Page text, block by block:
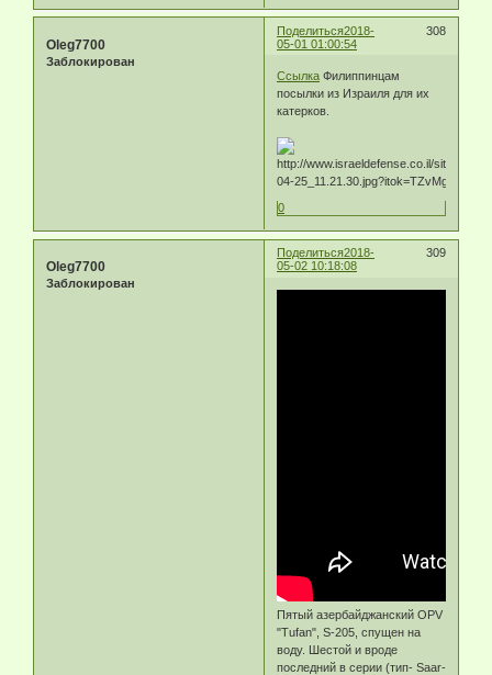
Поделиться 308
2018-
05-01 01:00:54
Oleg7700
Заблокирован
Ссылка Филиппинцам
посылки из Израиля для их
катерков.
0
Поделиться 309
2018-
05-02 10:18:08
Oleg7700
Заблокирован
Пятый азербайджанский OPV
"Tufan", S-205, спущен на
воду. Шестой и вроде
последний в серии (тип- Saar-